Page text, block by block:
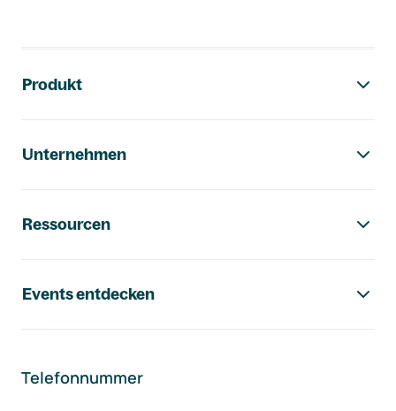
Produkt
Unternehmen
Ressourcen
Events entdecken
Telefonnummer